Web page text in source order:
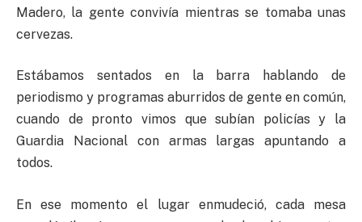
Madero, la gente convivía mientras se tomaba unas
cervezas.
Estábamos sentados en la barra hablando de
periodismo y programas aburridos de gente en común,
cuando de pronto vimos que subían policías y la
Guardia Nacional con armas largas apuntando a
todos.
En ese momento el lugar enmudeció, cada mesa